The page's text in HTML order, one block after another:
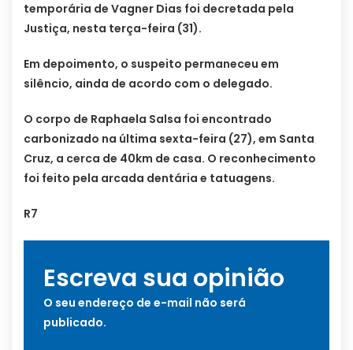
temporária de Vagner Dias foi decretada pela
Justiça, nesta terça-feira (31).
Em depoimento, o suspeito permaneceu em
silêncio, ainda de acordo com o delegado.
O corpo de Raphaela Salsa foi encontrado
carbonizado na última sexta-feira (27), em Santa
Cruz, a cerca de 40km de casa. O reconhecimento
foi feito pela arcada dentária e tatuagens.
R7
Escreva sua opinião
O seu endereço de e-mail não será
publicado.